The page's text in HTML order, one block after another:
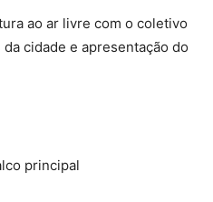
ao ar livre com o coletivo
cidade e apresentação do
principal